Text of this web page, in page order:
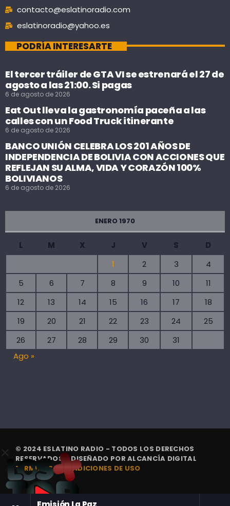
contacto@eslatinoradio.com
eslatinoradio@yahoo.es
PODRÍA INTERESARTE
El tercer tráiler de GTA VI se estrenará el 27 de
agosto a las 21:00. Si pagas
6 de agosto de 2026
Eat Out lleva la gastronomía paceña a las
calles con un Food Truck itinerante
6 de agosto de 2026
BANCO UNIÓN CELEBRA LOS 201 AÑOS DE
INDEPENDENCIA DE BOLIVIA CON ACCIONES QUE
REFLEJAN SU ALMA, VIDA Y CORAZÓN 100%
BOLIVIANOS
6 de agosto de 2026
ENERO 1970
L M X J V S
D
1
2 3
4
5
6 7 8 9 10
11
12
13 14 15 16 17
18
19
20 21 22 23 24
25
26
27 28 29 30
31
Ago »
© 2024 ESLATINO RADIO - TODOS LOS DERECHOS
RESERVADOS. | DISEÑADO PORALCANCÍA DIGITAL
TÉRMINOS Y CONDICIONES DE USO